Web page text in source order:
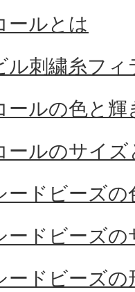
ールとは
ル刺繍糸フ
ールの色と輝
ールのサイズ
ードビーズの
ードビーズの
ードビーズの